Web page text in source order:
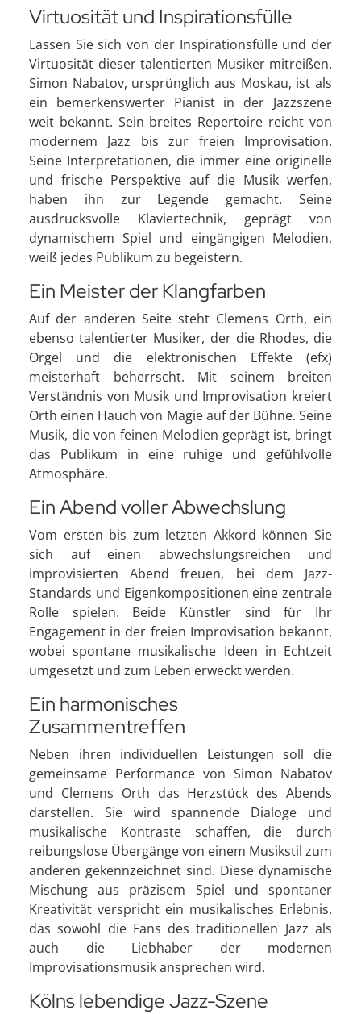
Virtuosität und Inspirationsfülle
Lassen Sie sich von der Inspirationsfülle und der
Virtuosität dieser talentierten Musiker mitreißen.
Simon Nabatov, ursprünglich aus Moskau, ist als
ein bemerkenswerter Pianist in der Jazzszene
weit bekannt. Sein breites Repertoire reicht von
modernem Jazz bis zur freien Improvisation.
Seine Interpretationen, die immer eine originelle
und frische Perspektive auf die Musik werfen,
haben ihn zur Legende gemacht. Seine
ausdrucksvolle Klaviertechnik, geprägt von
dynamischem Spiel und eingängigen Melodien,
weiß jedes Publikum zu begeistern.
Ein Meister der Klangfarben
Auf der anderen Seite steht Clemens Orth, ein
ebenso talentierter Musiker, der die Rhodes, die
Orgel und die elektronischen Effekte (efx)
meisterhaft beherrscht. Mit seinem breiten
Verständnis von Musik und Improvisation kreiert
Orth einen Hauch von Magie auf der Bühne. Seine
Musik, die von feinen Melodien geprägt ist, bringt
das Publikum in eine ruhige und gefühlvolle
Atmosphäre.
Ein Abend voller Abwechslung
Vom ersten bis zum letzten Akkord können Sie
sich auf einen abwechslungsreichen und
improvisierten Abend freuen, bei dem Jazz-
Standards und Eigenkompositionen eine zentrale
Rolle spielen. Beide Künstler sind für Ihr
Engagement in der freien Improvisation bekannt,
wobei spontane musikalische Ideen in Echtzeit
umgesetzt und zum Leben erweckt werden.
Ein harmonisches
Zusammentreffen
Neben ihren individuellen Leistungen soll die
gemeinsame Performance von Simon Nabatov
und Clemens Orth das Herzstück des Abends
darstellen. Sie wird spannende Dialoge und
musikalische Kontraste schaffen, die durch
reibungslose Übergänge von einem Musikstil zum
anderen gekennzeichnet sind. Diese dynamische
Mischung aus präzisem Spiel und spontaner
Kreativität verspricht ein musikalisches Erlebnis,
das sowohl die Fans des traditionellen Jazz als
auch die Liebhaber der modernen
Improvisationsmusik ansprechen wird.
Kölns lebendige Jazz-Szene